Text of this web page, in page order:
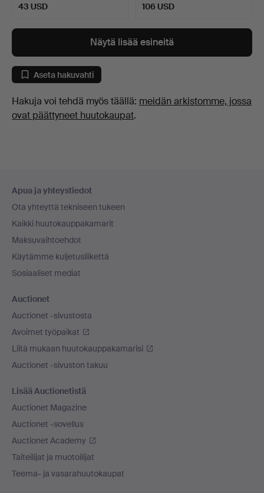
43 USD 106 USD
Näytä lisää esineitä
Aseta hakuvahti
Hakuja voi tehdä myös täällä: meidän arkistomme, jossa
ovat päättyneet huutokaupat.
Apua ja yhteystiedot
Ota yhteyttä tekniseen tukeen
Kaikki huutokauppakamarit
Maksuvaihtoehdot
Käytämme kuljetusliikettä
Sosiaaliset mediat
Auctionet
Auctionet -sivustosta
Avoimet työpaikat
Liitä mukaan huutokauppakamarisi
Auctionet -sivuston takuu
Lisää Auctionetistä
Auctionet Magazine
Auctionet -sovellus
Auctionet Academy
Taiteilijat ja muotoilijat
Teema- ja vasarahuutokaupat